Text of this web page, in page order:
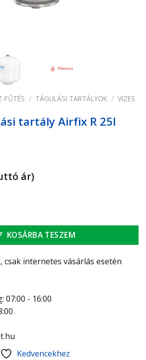
FŰTÉS / TÁGULÁSI TARTÁLYOK / VIZES
tartály Airfix R 25l
ár)
Airfix R 25l mennyiség
KOSÁRBA TESZEM
internetes vásárlás esetén
07:00 - 16:00
Kedvencekhez